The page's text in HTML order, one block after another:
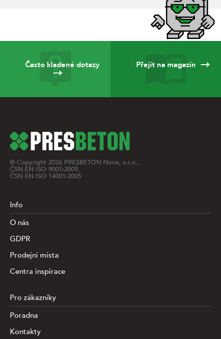
Často kladené dotazy Přejít na magazín
© Copyright 2026 PRESBETON Nova, s.r.o.,
ČSN EN ISO 9001:2009,
ČSN EN ISO 14001:2005
Info
O nás
GDPR
Prodejní místa
Centra inspirace
Pro zákazníky
Poradna
Kontakty